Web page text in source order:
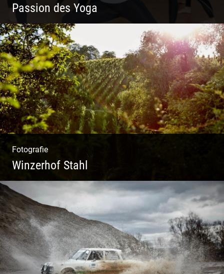
Passion des Yoga
Ein herzliches Team
Fotografie
Winzerhof Stahl
Ganz neu durfte es werden. Alles. Fotos.
Web. Shop.